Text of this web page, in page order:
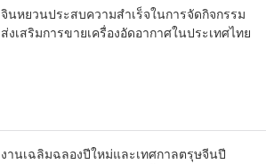
จินหยวนประสบความสำเร็จในการจัดกิจกรรม
ส่งเสริมการขายเครื่องอัดอากาศในประเทศไทย
งานเฉลิมฉลองปีใหม่และเทศกาลตรุษจีนปี